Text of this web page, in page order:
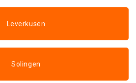
Leverkusen
Solingen